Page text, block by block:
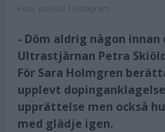
Foto: pskiold / Instagram
- Döm aldrig någon innan
Ultrastjärnan Petra
För Sara Holmgren
upplevt
upprättelse men också
med glädje igen.